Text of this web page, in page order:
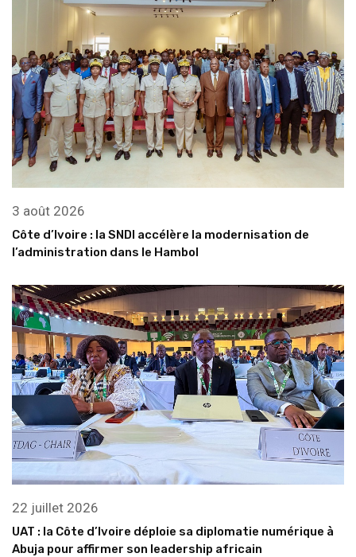
3 août 2026
Côte d’Ivoire : la SNDI accélère la modernisation de
l’administration dans le Hambol
22 juillet 2026
UAT : la Côte d’Ivoire déploie sa diplomatie numérique à
Abuja pour affirmer son leadership africain